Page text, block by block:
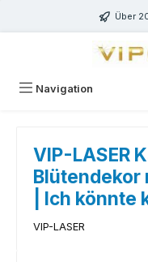
Zum Hauptinhalt springen
Über
Navigation
VIP-LASER
Blütendekor
| Ich könnte
VIP-LASER